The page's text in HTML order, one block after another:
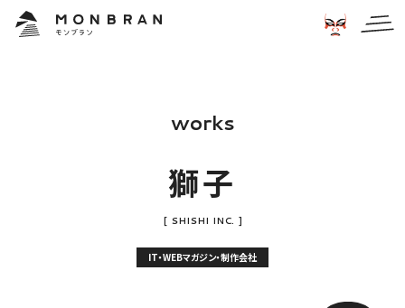
works
獅子
[ SHISHI INC. ]
IT・WEBマガジン・制作会社